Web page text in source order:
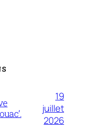
19
juillet
2026